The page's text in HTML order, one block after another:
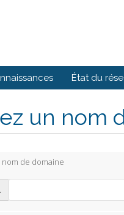
État du
un nom
de domaine